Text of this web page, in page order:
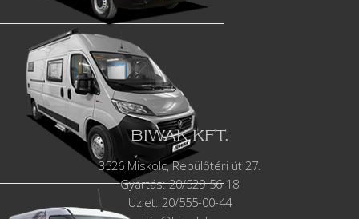
BIWAK KFT.
3526 Miskolc, Repülőtéri út 27.
Gyártás:20/529-56-18
Üzlet: 20/555-00-44